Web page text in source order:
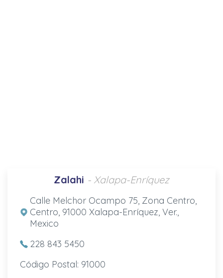
Zalahi - Xalapa-Enríquez
Calle Melchor Ocampo 75, Zona Centro,
Centro, 91000 Xalapa-Enríquez, Ver.,
Mexico
228 843 5450
Código Postal: 91000